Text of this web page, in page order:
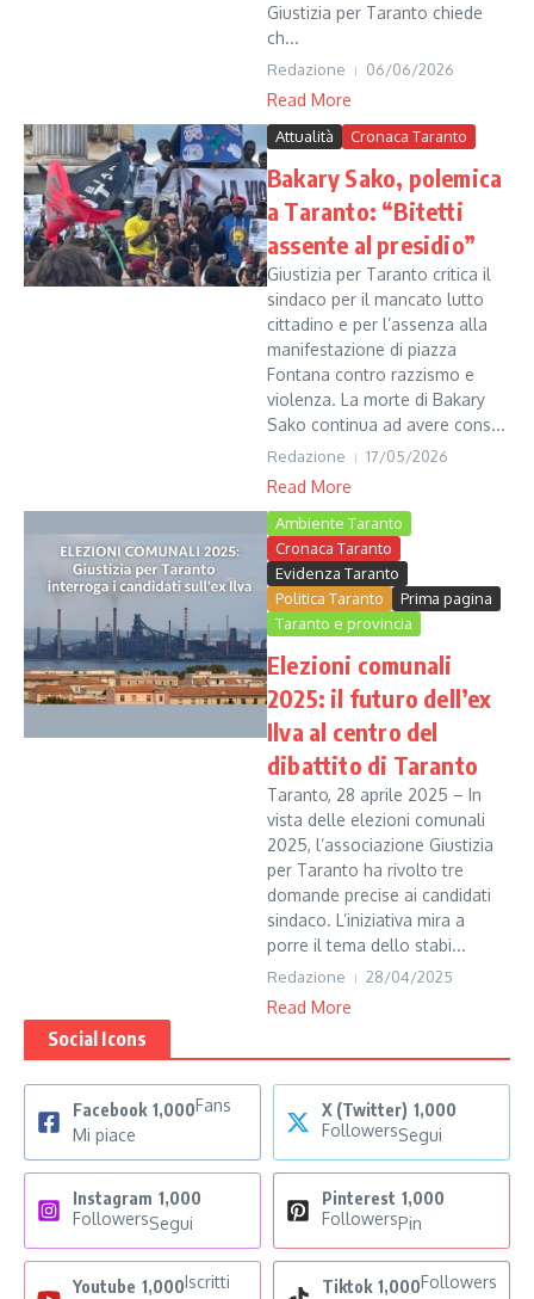
Giustizia per Taranto chiede
ch...
Redazione 06/06/2026
Read More
Attualità Cronaca Taranto
Bakary Sako, polemica
a Taranto: “Bitetti
assente al presidio”
Giustizia per Taranto critica il
sindaco per il mancato lutto
cittadino e per l’assenza alla
manifestazione di piazza
Fontana contro razzismo e
violenza. La morte di Bakary
Sako continua ad avere cons...
Redazione 17/05/2026
Read More
Ambiente Taranto
Cronaca Taranto
Evidenza Taranto
Politica Taranto
Prima pagina
Taranto e provincia
Elezioni comunali
2025: il futuro dell’ex
Ilva al centro del
dibattito di Taranto
Taranto, 28 aprile 2025 – In
vista delle elezioni comunali
2025, l’associazione Giustizia
per Taranto ha rivolto tre
domande precise ai candidati
sindaco. L’iniziativa mira a
porre il tema dello stabi...
Redazione 28/04/2025
Read More
Social Icons
Facebook 1,000Fans
Mi piace
X (Twitter) 1,000
FollowersSegui
Instagram 1,000
FollowersSegui
Pinterest 1,000
FollowersPin
Youtube 1,000Iscritti
Tiktok 1,000Followers